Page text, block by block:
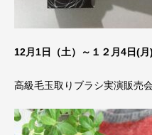
12月1日（土）～１２月4日(
高級毛玉取りブラシ実演販売